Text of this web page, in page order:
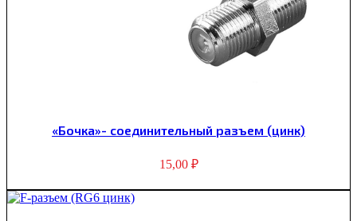
«Бочка»- соединительный разъем (цинк)
15,00 ₽